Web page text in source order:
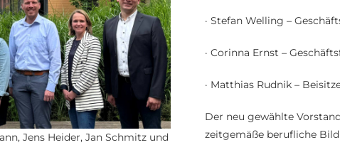
Jens Heider, Jan Schmitz und
· Stefan Welling –
· Corinna Ernst –
· Matthias Rudnik –
Der neu gewählte
zeitgemäße berufliche